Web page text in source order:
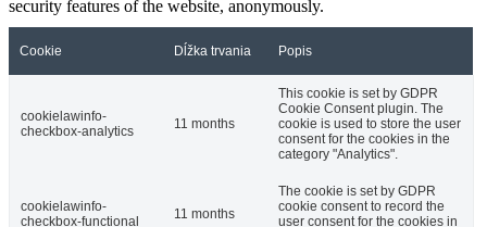
security features of the website, anonymously.
Cookie Dĺžka trvania Popis
cookielawinfo-
checkbox-analytics
11 months
This cookie is set by GDPR
Cookie Consent plugin. The
cookie is used to store the user
consent for the cookies in the
category "Analytics".
cookielawinfo-
checkbox-functional
11 months
The cookie is set by GDPR
cookie consent to record the
user consent for the cookies in